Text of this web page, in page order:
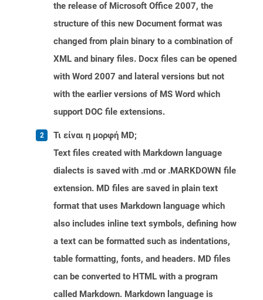
the release of Microsoft Office 2007, the
structure of this new Document format was
changed from plain binary to a combination of
XML and binary files. Docx files can be opened
with Word 2007 and lateral versions but not
with the earlier versions of MS Word which
support DOC file extensions.
Τι είναι η μορφή MD;
Text files created with Markdown language
dialects is saved with .md or .MARKDOWN file
extension. MD files are saved in plain text
format that uses Markdown language which
also includes inline text symbols, defining how
a text can be formatted such as indentations,
table formatting, fonts, and headers. MD files
can be converted to HTML with a program
called Markdown. Markdown language is